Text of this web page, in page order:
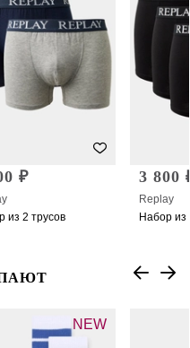
₽
из 2 трусов
3 800
Replay
Набор из
NEW